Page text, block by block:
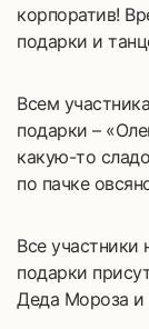
корпоратив!
подарки и
Всем
подарки –
какую-то
по пачке
Все участники
подарки
Деда Мороза и